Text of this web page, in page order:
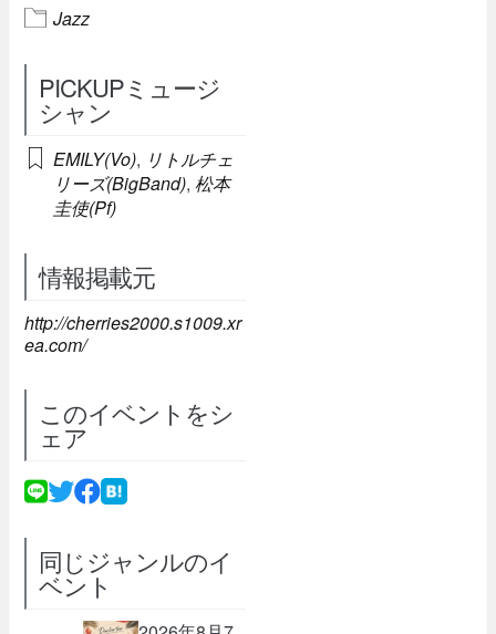
Jazz
PICKUPミュージ
シャン
EMILY(Vo), リトルチェ
リーズ(BigBand),松本
圭使(Pf)
情報掲載元
http://cherries2000.s1009.xr
ea.com/
このイベントをシ
ェア
同じジャンルのイ
ベント